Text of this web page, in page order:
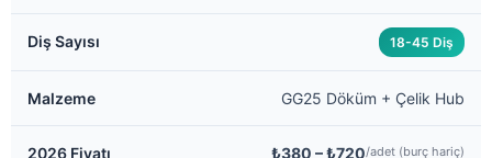
18-45 Diş
GG25 Döküm + Çelik Hub
₺380 – ₺720/adet (burç hariç)